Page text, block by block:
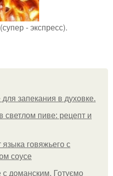
- экспресс).
запекания в духовке.
светлом пиве: рецепт и
говяжьего с
соусе
доманским. Готуємо